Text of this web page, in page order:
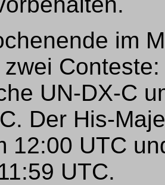
im
UN-DX-C
Der His-
12:00 UTC
UTC.